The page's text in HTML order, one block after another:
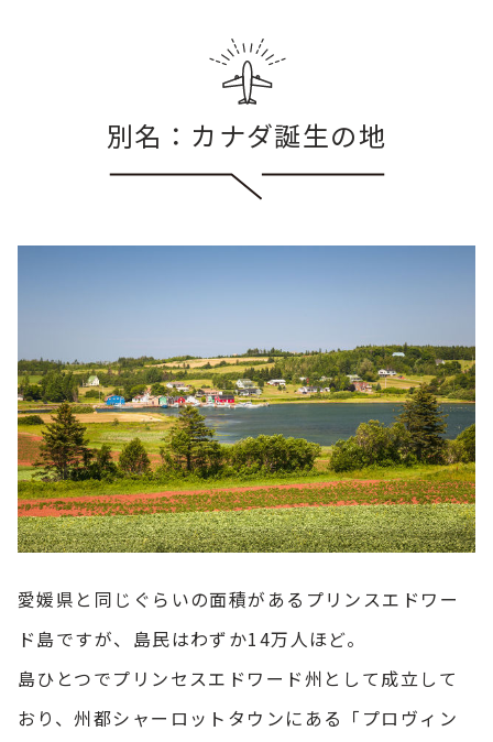
別名：カナダ誕生の地
愛媛県と同じぐらいの面積があるプリンスエドワー
ド島ですが、島民はわずか14万人ほど。
島ひとつでプリンセスエドワード州として成立して
おり、州都シャーロットタウンにある「プロヴィン